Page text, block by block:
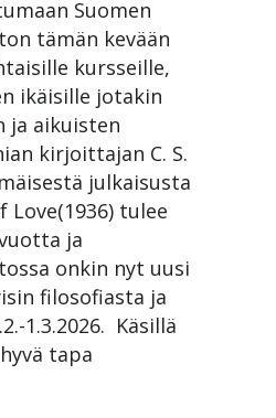
kursseja
Suomen
tämän kevään
kursseille,
ikäisille jotakin
ja aikuisten
kirjoittajan C. S.
julkaisusta
Love(1936) tulee
ja
onkin nyt uusi
filosofiasta ja
1.3.2026. Käsillä
tapa